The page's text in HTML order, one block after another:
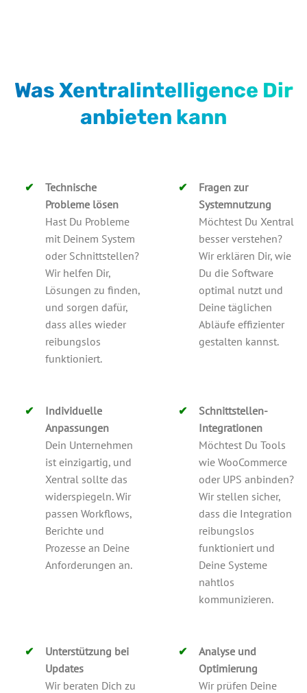
Was Xentralintelligence Dir
anbieten kann
Technische
Probleme lösen
Hast Du Probleme
mit Deinem System
oder Schnittstellen?
Wir helfen Dir,
Lösungen zu finden,
und sorgen dafür,
dass alles wieder
reibungslos
funktioniert.
Fragen zur
Systemnutzung
Möchtest Du Xentral
besser verstehen?
Wir erklären Dir, wie
Du die Software
optimal nutzt und
Deine täglichen
Abläufe effizienter
gestalten kannst.
Individuelle
Anpassungen
Dein Unternehmen
ist einzigartig, und
Xentral sollte das
widerspiegeln. Wir
passen Workflows,
Berichte und
Prozesse an Deine
Anforderungen an.
Schnittstellen-
Integrationen
Möchtest Du Tools
wie WooCommerce
oder UPS anbinden?
Wir stellen sicher,
dass die Integration
reibungslos
funktioniert und
Deine Systeme
nahtlos
kommunizieren.
Unterstützung bei
Updates
Wir beraten Dich zu
Analyse und
Optimierung
Wir prüfen Deine